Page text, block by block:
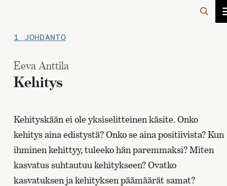
1 JOHDANTO
Eeva Anttila
Kehitys
Kehityskään ei ole yksiselitteinen käsite. Onko
kehitys aina edistystä? Onko se aina positiivista? Kun
ihminen kehittyy, tuleeko hän paremmaksi? Miten
kasvatus suhtautuu kehitykseen? Ovatko
kasvatuksen ja kehityksen päämäärät samat?